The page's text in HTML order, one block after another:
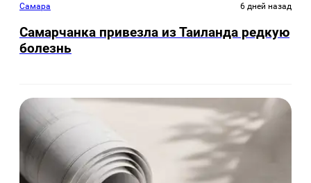
Самара 6 дней назад
Самарчанка привезла из Таиланда редкую
болезнь